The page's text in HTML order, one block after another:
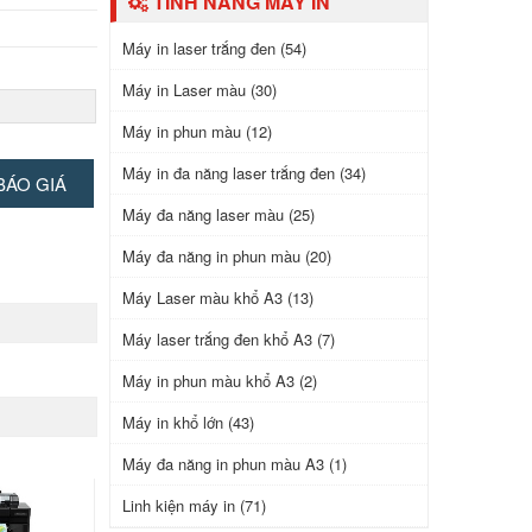
dây wi-fi
GIÁ
Máy in laser trắng đen (54)
Máy in Laser màu (30)
Máy in phun màu (12)
Máy in đa năng laser trắng đen (34)
Máy đa năng laser màu (25)
Máy đa năng in phun màu (20)
Máy Laser màu khổ A3 (13)
Máy laser trắng đen khổ A3 (7)
Máy in phun màu khổ A3 (2)
Máy in khổ lớn (43)
Máy đa năng in phun màu A3 (1)
Linh kiện máy in (71)